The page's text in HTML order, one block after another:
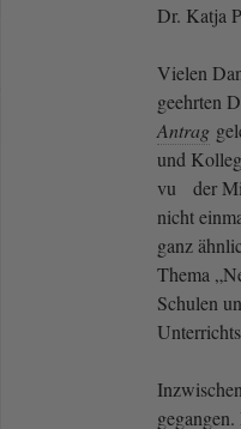
Dr. Katja
Vielen
geehrten
Antrag
und
vu der
nicht
ganz
Thema
Schulen